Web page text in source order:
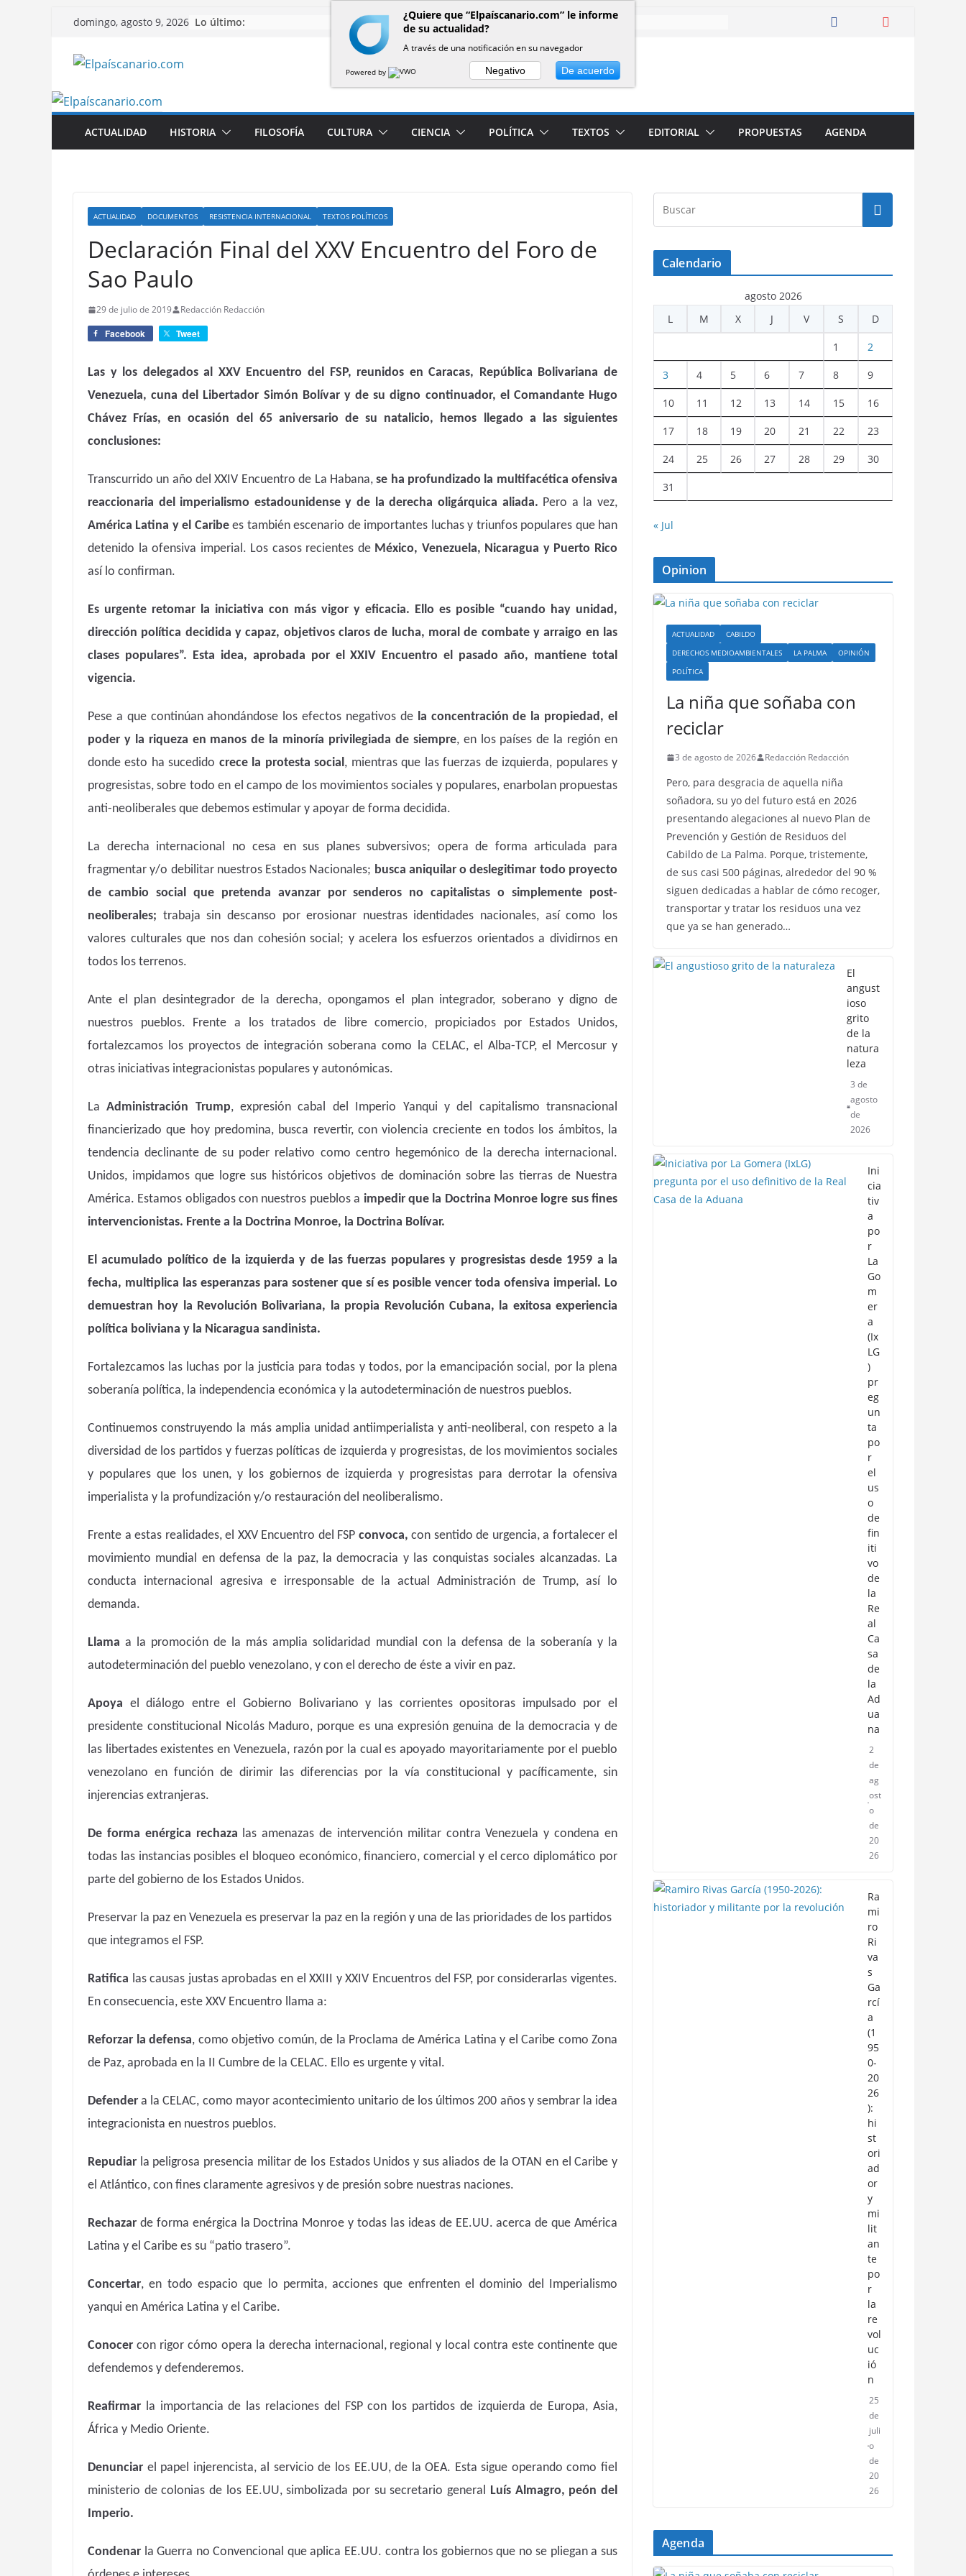
Saltar
contenido
domingo, agosto 9, 2026 Lo último:
ACTUALIDAD HISTORIA FILOSOFÍA CULTURA CIENCIA POLÍTICA TEXTOS EDITORIAL PROPUESTAS AGENDA
ACTUALIDAD DOCUMENTOS RESISTENCIA INTERNACIONAL TEXTOS POLÍTICOS
Declaración Final del XXV Encuentro del Foro de
Sao Paulo
29 de julio de 2019 Redacción Redacción
Facebook Tweet
Las y los delegados al XXV Encuentro del FSP, reunidos en Caracas, República Bolivariana de
Venezuela, cuna del Libertador Simón Bolívar y de su digno continuador, el Comandante Hugo
Chávez Frías, en ocasión del 65 aniversario de su natalicio, hemos llegado a las siguientes
conclusiones:
Transcurrido un año del XXIV Encuentro de La Habana,se ha profundizado la multifacética ofensiva
reaccionaria del imperialismo estadounidense y de la derecha oligárquica aliada. Pero a la vez,
América Latina y el Caribees también escenario de importantes luchas y triunfos populares que han
detenido la ofensiva imperial. Los casos recientes de México, Venezuela, Nicaragua y Puerto Rico
así lo confirman.
Es urgente retomar la iniciativa con más vigor y eficacia. Ello es posible “cuando hay unidad,
dirección política decidida y capaz, objetivos claros de lucha, moral de combate y arraigo en las
clases populares”. Esta idea, aprobada por el XXIV Encuentro el pasado año, mantiene total
vigencia.
Pese a que continúan ahondándose los efectos negativos de la concentración de la propiedad, el
poder y la riqueza en manos de la minoría privilegiada de siempre, en los países de la región en
donde esto ha sucedido crece la protesta social, mientras que las fuerzas de izquierda, populares y
progresistas, sobre todo en el campo de los movimientos sociales y populares, enarbolan propuestas
anti-neoliberales que debemos estimular y apoyar de forma decidida.
La derecha internacional no cesa en sus planes subversivos; opera de forma articulada para
fragmentar y/o debilitar nuestros Estados Nacionales; busca aniquilar o deslegitimar todo proyecto
de cambio social que pretenda avanzar por senderos no capitalistas o simplemente post-
neoliberales; trabaja sin descanso por erosionar nuestras identidades nacionales, así como los
valores culturales que nos dan cohesión social; y acelera los esfuerzos orientados a dividirnos en
todos los terrenos.
Ante el plan desintegrador de la derecha, opongamos el plan integrador, soberano y digno de
nuestros pueblos. Frente a los tratados de libre comercio, propiciados por Estados Unidos,
fortalezcamos los proyectos de integración soberana como la CELAC, el Alba-TCP, el Mercosur y
otras iniciativas integracionistas populares y autonómicas.
LaAdministración Trump, expresión cabal del Imperio Yanqui y del capitalismo transnacional
financierizado que hoy predomina, busca revertir, con violencia creciente en todos los ámbitos, la
tendencia declinante de su poder relativo como centro hegemónico de la derecha internacional.
Unidos, impidamos que logre sus históricos objetivos de dominación sobre las tierras de Nuestra
América. Estamos obligados con nuestros pueblos a impedir que la Doctrina Monroe logre sus fines
intervencionistas. Frente a la Doctrina Monroe, la Doctrina Bolívar.
El acumulado político de la izquierda y de las fuerzas populares y progresistas desde 1959 a la
fecha, multiplica las esperanzas para sostener que sí es posible vencer toda ofensiva imperial. Lo
demuestran hoy la Revolución Bolivariana, la propia Revolución Cubana, la exitosa experiencia
política boliviana y la Nicaragua sandinista.
Fortalezcamos las luchas por la justicia para todas y todos, por la emancipación social, por la plena
soberanía política, la independencia económica y la autodeterminación de nuestros pueblos.
Continuemos construyendo la más amplia unidad antiimperialista y anti-neoliberal, con respeto a la
diversidad de los partidos y fuerzas políticas de izquierda y progresistas, de los movimientos sociales
y populares que los unen, y los gobiernos de izquierda y progresistas para derrotar la ofensiva
imperialista y la profundización y/o restauración del neoliberalismo.
Frente a estas realidades, el XXV Encuentro del FSP convoca, con sentido de urgencia, a fortalecer el
movimiento mundial en defensa de la paz, la democracia y las conquistas sociales alcanzadas. La
conducta internacional agresiva e irresponsable de la actual Administración de Trump, así lo
demanda.
Llamaa la promoción de la más amplia solidaridad mundial con la defensa de la soberanía y la
autodeterminación del pueblo venezolano, y con el derecho de éste a vivir en paz.
Apoya el diálogo entre el Gobierno Bolivariano y las corrientes opositoras impulsado por el
presidente constitucional Nicolás Maduro, porque es una expresión genuina de la democracia y de
las libertades existentes en Venezuela, razón por la cual es apoyado mayoritariamente por el pueblo
venezolano en función de dirimir las diferencias por la vía constitucional y pacíficamente, sin
injerencias extranjeras.
De forma enérgica rechaza las amenazas de intervención militar contra Venezuela y condena en
todas las instancias posibles el bloqueo económico, financiero, comercial y el cerco diplomático por
parte del gobierno de los Estados Unidos.
Preservar la paz en Venezuela es preservar la paz en la región y una de las prioridades de los partidos
que integramos el FSP.
Ratifica las causas justas aprobadas en el XXIII y XXIV Encuentros del FSP, por considerarlas vigentes.
En consecuencia, este XXV Encuentro llama a:
Reforzar la defensa, como objetivo común, de la Proclama de América Latina y el Caribe como Zona
de Paz, aprobada en la II Cumbre de la CELAC. Ello es urgente y vital.
Defendera la CELAC, como mayor acontecimiento unitario de los últimos 200 años y sembrar la idea
integracionista en nuestros pueblos.
Repudiar la peligrosa presencia militar de los Estados Unidos y sus aliados de la OTAN en el Caribe y
el Atlántico, con fines claramente agresivos y de presión sobre nuestras naciones.
Rechazar de forma enérgica la Doctrina Monroe y todas las ideas de EE.UU. acerca de que América
Latina y el Caribe es su “patio trasero”.
Concertar, en todo espacio que lo permita, acciones que enfrenten el dominio del Imperialismo
yanqui en América Latina y el Caribe.
Conocer con rigor cómo opera la derecha internacional, regional y local contra este continente que
defendemos y defenderemos.
Reafirmar la importancia de las relaciones del FSP con los partidos de izquierda de Europa, Asia,
África y Medio Oriente.
Denunciar el papel injerencista, al servicio de los EE.UU, de la OEA. Esta sigue operando como fiel
ministerio de colonias de los EE.UU, simbolizada por su secretario general Luís Almagro, peón del
Imperio.
Condenar la Guerra no Convencional que aplica EE.UU. contra los gobiernos que no se pliegan a sus
Calendario
agosto 2026
L
M X J V S D
1 2
3 4 5 6 7 8 9
10 11 12 13 14 15 16
17 18 19 20 21 22 23
24 25 26 27 28 29 30
31
« Jul
Opinion
ACTUALIDAD
CABILDO
DERECHOS MEDIOAMBIENTALES
LA PALMA
OPINIÓN
POLÍTICA
La niña que soñaba con
reciclar
3 de agosto de 2026 Redacción Redacción
Pero, para desgracia de aquella niña
soñadora, su yo del futuro está en 2026
presentando alegaciones al nuevo Plan de
Prevención y Gestión de Residuos del
Cabildo de La Palma. Porque, tristemente,
de sus casi 500 páginas, alrededor del 90 %
siguen dedicadas a hablar de cómo recoger,
transportar y tratar los residuos una vez
que ya se han generado…
El
angust
ioso
grito
de la
natura
leza
3 de
agosto
de
2026
Ini
cia
tiv
a
po
r
La
Go
m
er
a
(Ix
LG
)
pr
eg
un
ta
po
r
el
us
o
de
fin
iti
vo
de
la
Re
al
Ca
sa
de
la
Ad
ua
na
2
de
ag
ost
o
de
20
26
Ra
mi
ro
Ri
va
s
Ga
rcí
a
(1
95
0-
20
26
):
hi
st
ori
ad
or
y
mi
lit
an
te
po
r
la
re
vol
uc
ió
n
25
de
juli
o
de
20
26
Agenda
¿Quiere que “Elpaíscanario.com” le informe
de su actualidad?
A través de una notificación en su navegador
Powered by Negativo De acuerdo